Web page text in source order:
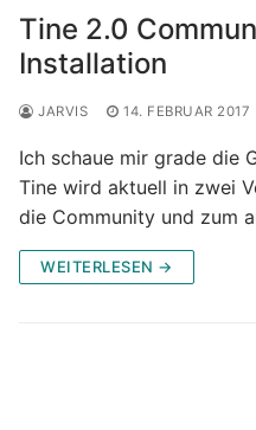
Tine 2.0
Installation
JARVIS 14. FEBRUAR 2017
Ich schaue mir grade die
Tine wird aktuell in zwei
die Community und zum
WEITERLESEN →